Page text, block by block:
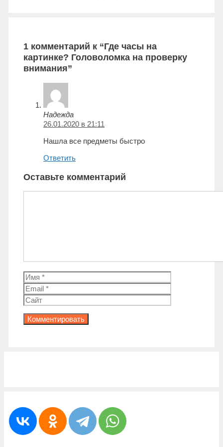
1 комментарий к “Где часы на
картинке? Головоломка на проверку
внимания”
Надежда
26.01.2020 в 21:11
Нашла все предметы быстро
Ответить
Оставьте комментарий
Имя